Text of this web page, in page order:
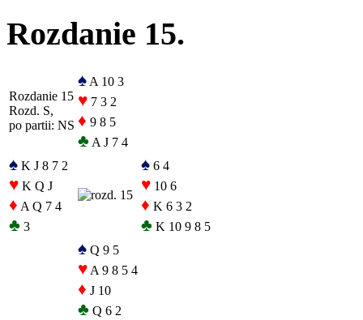
Rozdanie 15.
Rozdanie 15
Rozd. S,
po partii: NS
♠ A 10 3
♥ 7 3 2
♦ 9 8 5
♣ A J 7 4
♠ K J 8 7 2
♥ K Q J
♦ A Q 7 4
♣ 3
♠ 6 4
♥ 10 6
♦ K 6 3 2
♣ K 10 9 8 5
♠ Q 9 5
♥ A 9 8 5 4
♦ J 10
♣ Q 6 2